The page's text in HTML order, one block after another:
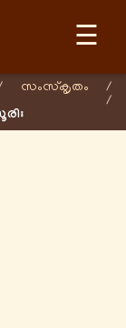
☰
സംസ്കൃതം
/
/